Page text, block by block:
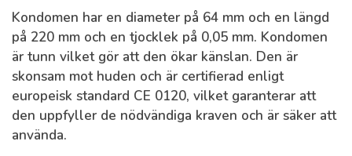
Kondomen har en diameter på 64 mm och en längd
på 220 mm och en tjocklek på 0,05 mm. Kondomen
är tunn vilket gör att den ökar känslan. Den är
skonsam mot huden och är certifierad enligt
europeisk standard CE 0120, vilket garanterar att
den uppfyller de nödvändiga kraven och är säker att
använda.